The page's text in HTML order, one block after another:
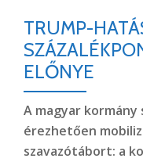
TRUMP-
ELŐNYE
A magyar
érezhetően
szavazótábort: a